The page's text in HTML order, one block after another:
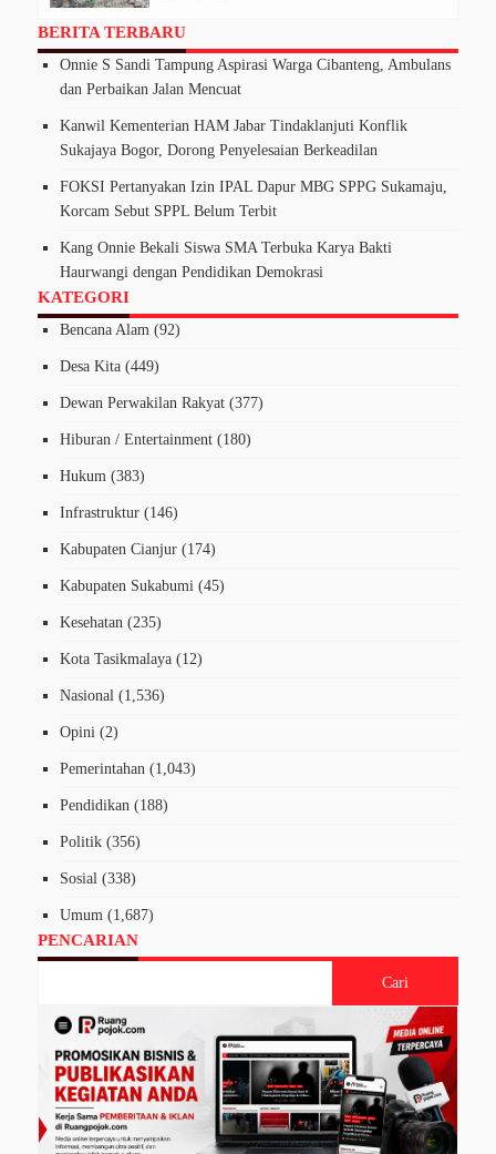
BERITA TERBARU
Onnie S Sandi Tampung Aspirasi Warga Cibanteng, Ambulans
dan Perbaikan Jalan Mencuat
Kanwil Kementerian HAM Jabar Tindaklanjuti Konflik
Sukajaya Bogor, Dorong Penyelesaian Berkeadilan
FOKSI Pertanyakan Izin IPAL Dapur MBG SPPG Sukamaju,
Korcam Sebut SPPL Belum Terbit
Kang Onnie Bekali Siswa SMA Terbuka Karya Bakti
Haurwangi dengan Pendidikan Demokrasi
KATEGORI
Bencana Alam (92)
Desa Kita (449)
Dewan Perwakilan Rakyat (377)
Hiburan / Entertainment (180)
Hukum (383)
Infrastruktur (146)
Kabupaten Cianjur (174)
Kabupaten Sukabumi (45)
Kesehatan (235)
Kota Tasikmalaya (12)
Nasional (1,536)
Opini (2)
Pemerintahan (1,043)
Pendidikan (188)
Politik (356)
Sosial (338)
Umum (1,687)
PENCARIAN